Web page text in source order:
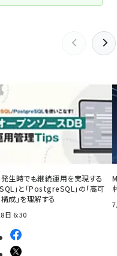
生時でも継続運用を実現する
」と「PostgreSQL」の「高可
成」を理解する
日 6:30